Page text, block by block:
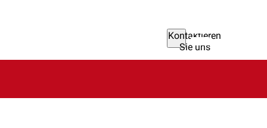
Kontaktieren
Sie uns